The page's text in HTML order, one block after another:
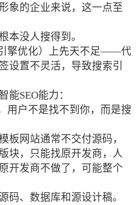
象的企业来说，这一点至
本没人搜得到。
擎优化）上先天不足——代
设置不灵活，导致搜索引
能SEO能力：
用户不是找不到你，而是搜
板网站通常不交付源码，
块，只能找原开发商，人
开发商不做了，可能整个
码、数据库和源设计稿。